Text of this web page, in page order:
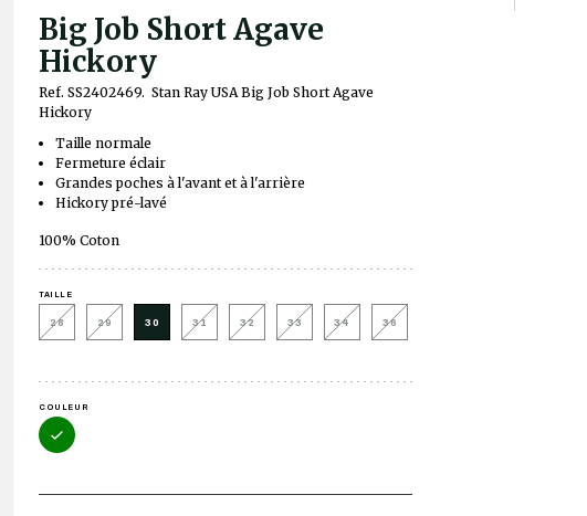
Big Job Short Agave
Hickory
Ref. SS2402469. Stan Ray USA Big Job Short Agave
Hickory
Taille normale
Fermeture éclair
Grandes poches à l'avant et à l'arrière
Hickory pré-lavé
100% Coton
TAILLE
28 29 30 31 32 33 34 36
COULEUR